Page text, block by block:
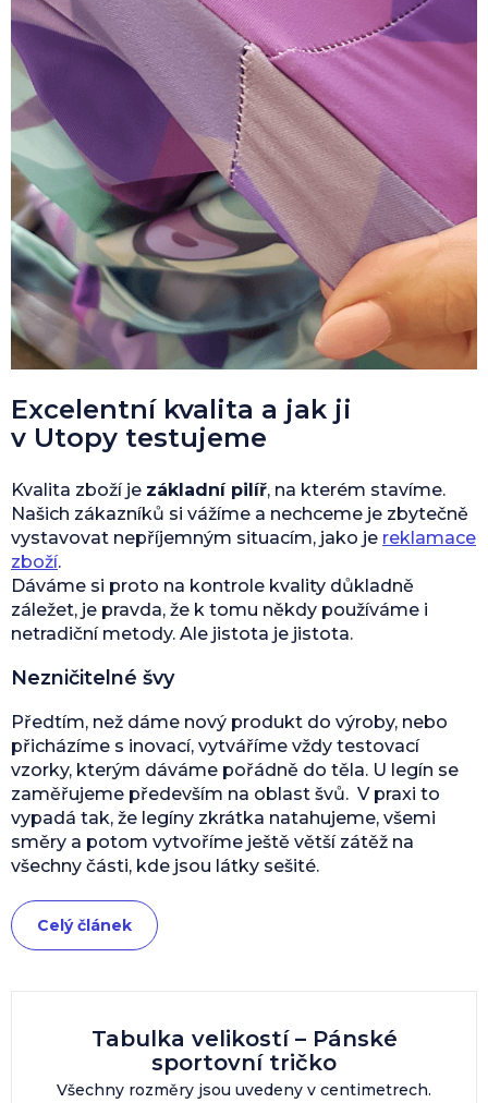
Tabulka velikostí – Pánské
sportovní tričko
Všechny rozměry jsou uvedeny v centimetrech.
Excelentní kvalita a jak ji
v Utopy testujeme
Kvalita zboží je základní pilíř, na kterém stavíme.
Našich zákazníků si vážíme a nechceme je zbytečně
vystavovat nepříjemným situacím, jako je reklamace
zboží.
Dáváme si proto na kontrole kvality důkladně
záležet, je pravda, že k tomu někdy používáme i
netradiční metody. Ale jistota je jistota.
Nezničitelné švy
Předtím, než dáme nový produkt do výroby, nebo
přicházíme s inovací, vytváříme vždy testovací
vzorky, kterým dáváme pořádně do těla. U legín se
zaměřujeme především na oblast švů. V praxi to
vypadá tak, že legíny zkrátka natahujeme, všemi
směry a potom vytvoříme ještě větší zátěž na
všechny části, kde jsou látky sešité.
Celý článek